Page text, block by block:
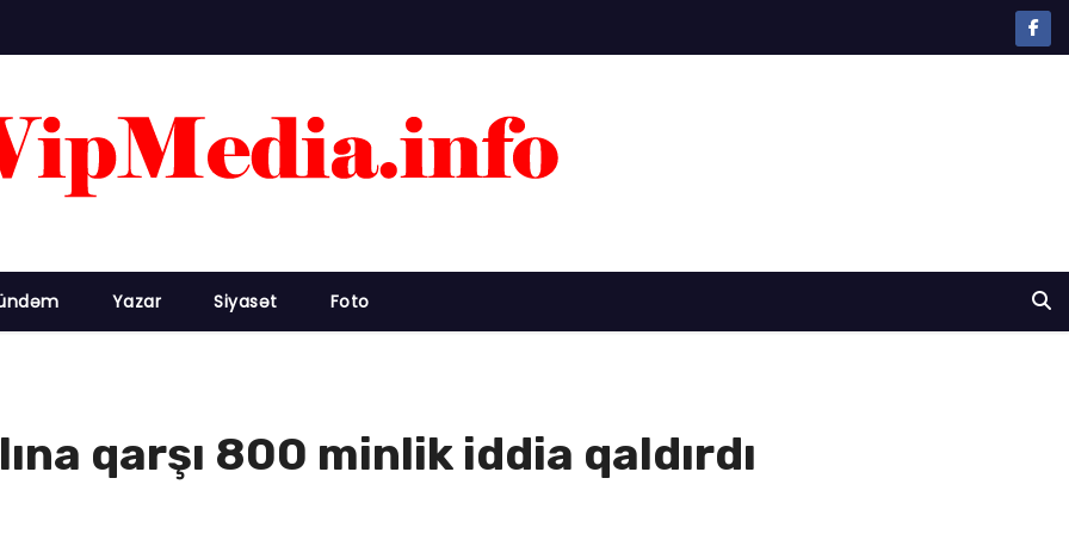
Yazar Siyasət Foto
qarşı 800 minlik iddia qaldırdı